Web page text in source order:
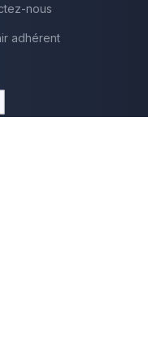
nous
adhérent